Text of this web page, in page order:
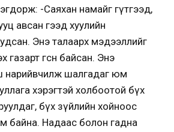
-Саяхан намайг гүтгээд,
авсан гээд хуулийн
Энэ талаарх мэдээллийг
өгсөн байсан. Энэ
нарийвчилж шалгадаг юм
хэрэгтэй холбоотой бүх
бүх зүйлийн хойноос
байна. Надаас болон гадна